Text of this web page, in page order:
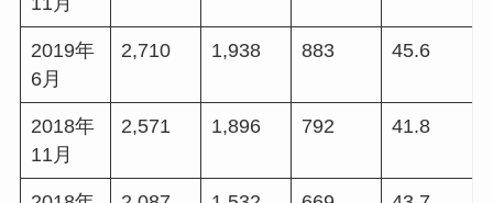
2019年
6月
2,710 1,938 883 45.6
2018年
11月
2,571 1,896 792 41.8